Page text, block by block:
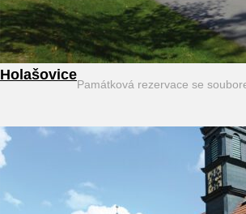
Holašovice
Památková rezervace se